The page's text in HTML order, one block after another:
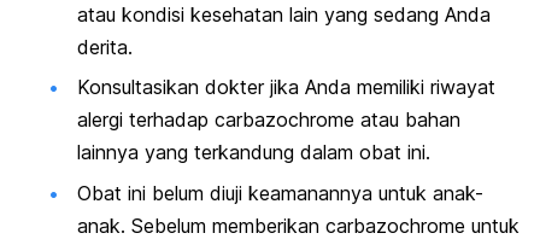
atau kondisi kesehatan lain yang sedang Anda
derita.
Konsultasikan dokter jika Anda memiliki riwayat
alergi terhadap carbazochrome atau bahan
lainnya yang terkandung dalam obat ini.
Obat ini belum diuji keamanannya untuk anak-
anak. Sebelum memberikan carbazochrome untuk